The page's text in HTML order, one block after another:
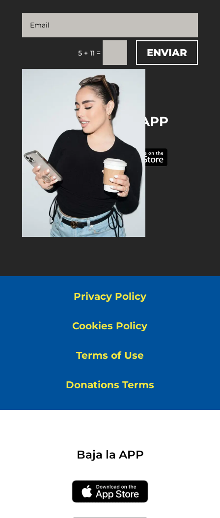
5 + 11 = ENVIAR
DOWNLOAD THE APP
Privacy Policy
Cookies Policy
Terms of Use
Donations Terms
Baja la APP